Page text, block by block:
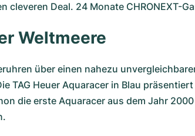
cleveren Deal. 24 Monate CHRONEXT-
Weltmeere
über einen nahezu
TAG Heuer Aquaracer in Blau
die erste Aquaracer aus dem Jahr